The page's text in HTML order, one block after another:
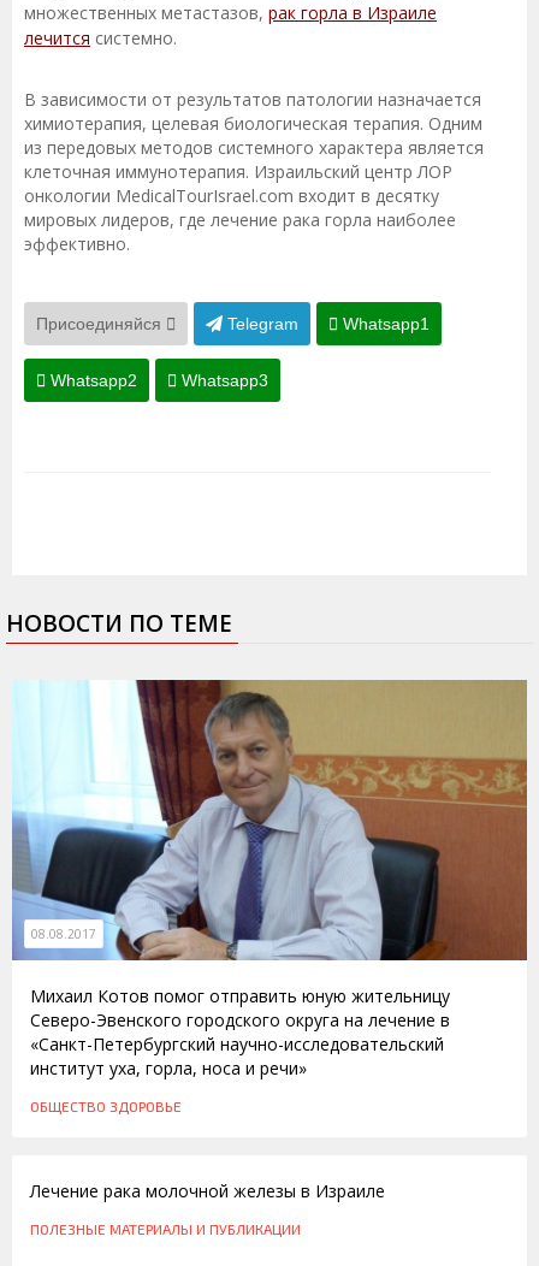
множественных метастазов, рак горла в Израиле
лечится системно.
В зависимости от результатов патологии назначается
химиотерапия, целевая биологическая терапия. Одним
из передовых методов системного характера является
клеточная иммунотерапия. Израильский центр ЛОР
онкологии MedicalTourIsrael.com входит в десятку
мировых лидеров, где лечение рака горла наиболее
эффективно.
Присоединяйся Telegram Whatsapp1
Whatsapp2 Whatsapp3
НОВОСТИ ПО ТЕМЕ
08.08.2017
Михаил Котов помог отправить юную жительницу
Северо-Эвенского городского округа на лечение в
«Санкт-Петербургский научно-исследовательский
институт уха, горла, носа и речи»
ОБЩЕСТВО ЗДОРОВЬЕ
Лечение рака молочной железы в Израиле
ПОЛЕЗНЫЕ МАТЕРИАЛЫ И ПУБЛИКАЦИИ